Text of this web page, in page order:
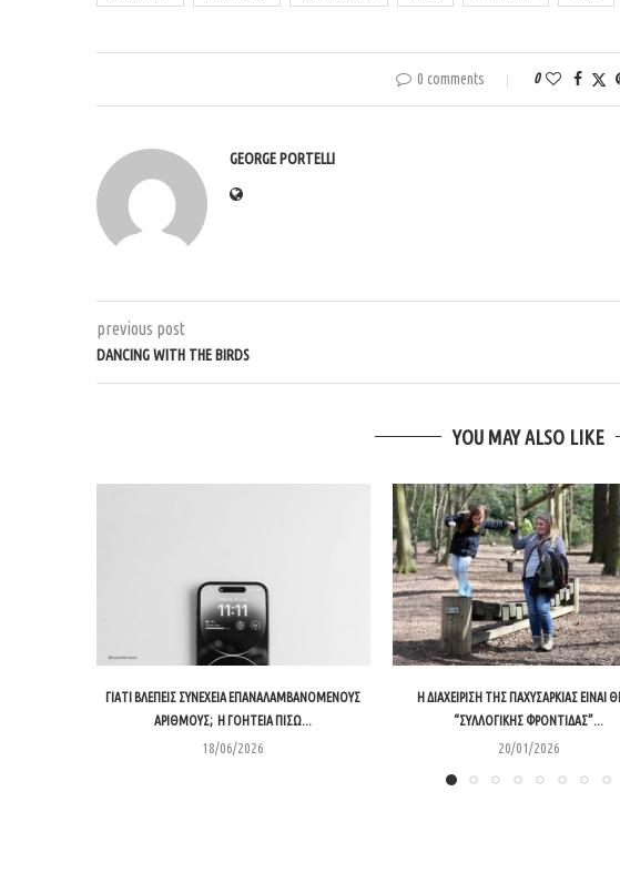
0 comments 0
GEORGE PORTELLI
previous post
DANCING WITH THE BIRDS
YOU MAY ALSO LIKE
ΓΙΑΤΊ ΒΛΈΠΕΙΣ ΣΥΝΈΧΕΙΑ ΕΠΑΝΑΛΑΜΒΑΝΌΜΕΝΟΥΣ
ΑΡΙΘΜΟΎΣ; Η ΓΟΗΤΕΊΑ ΠΊΣΩ...
18/06/2026
Η ΔΙΑΧΕΊΡΙΣΗ ΤΗΣ ΠΑΧΥΣΑΡΚΊΑΣ ΕΊΝΑΙ
“ΣΥΛΛΟΓΙΚΉΣ ΦΡΟΝΤΊΔΑΣ”...
20/01/2026